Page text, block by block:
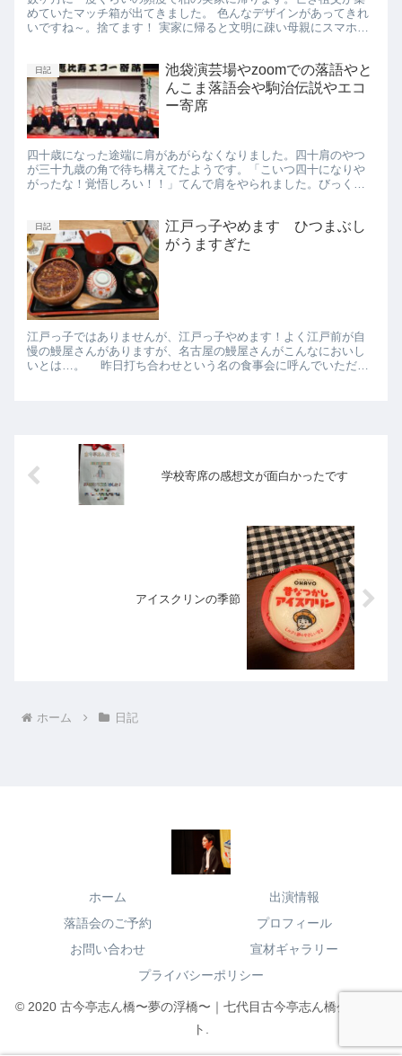
めていたマッチ箱が出てきました。 色んなデザインがあってきれ
いですね～。捨てます！ 実家に帰ると文明に疎い母親にスマホの
日記
池袋演芸場やzoomでの落語やと
んこま落語会や駒治伝説やエコ
ー寄席
四十歳になった途端に肩があがらなくなりました。四十肩のやつ
が三十九歳の角で待ち構えてたようです。「こいつ四十になりや
がったな！覚悟しろい！！」てんで肩をやられました。びっくり
日記
江戸っ子やめます ひつまぶし
がうますぎた
江戸っ子ではありませんが、江戸っ子やめます！よく江戸前が自
慢の鰻屋さんがありますが、名古屋の鰻屋さんがこんなにおいし
いとは…。 昨日打ち合わせという名の食事会に呼んでいただ
学校寄席の感想文が面白かったです
アイスクリンの季節
ホーム 日記
ホーム
出演情報
落語会のご予約
プロフィール
お問い合わせ
宣材ギャラリー
プライバシーポリシー
© 2020 古今亭志ん橋〜夢の浮橋〜｜七代目古今亭志ん橋公式サイ
ト.